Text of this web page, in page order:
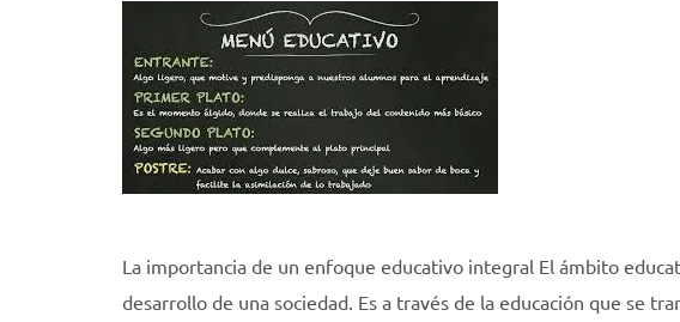
La importancia de un enfoque educativo integral El ámbito
desarrollo de una sociedad. Es a través de la educación que se